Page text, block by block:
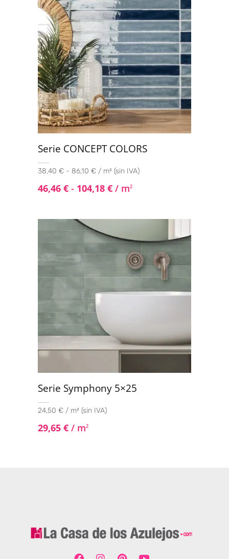
Serie CONCEPT COLORS
38,40 € - 86,10 € / m² (sin IVA)
46,46 € - 104,18 € / m2
Serie Symphony 5×25
24,50 € / m² (sin IVA)
29,65 € / m2